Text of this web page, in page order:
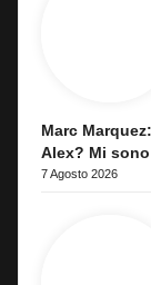
Marc
Alex? Mi
7 Agosto 2026